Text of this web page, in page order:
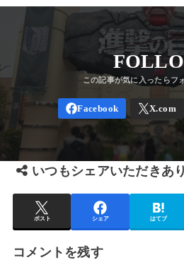
いつもシェアいただきあ
ポスト シェア はてブ
コメントを残す